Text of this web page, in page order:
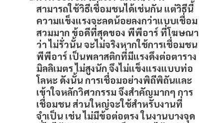
สามารถใช้วิธีเชื่อมชนได้เช่นกัน แต่วิธีนี้
ความแข็งแรงจะลดน้อยลงกว่าแบบเชื่อม
สวมมาก ข้อดีที่สุดของ พีพีอาร์ ที่โฆษณา
ว่า ไม่รั่วนั้น จะไม่จริงหากใช้การเชื่อมชน
พีพีอาร์ เป็นพลาสติกที่มีแรงดึงต่อตาราง
มิลลิเมตร ไม่สูงนัก จึงไม่แข็งแรงแบบท่อ
โลหะ ดังนั้น การเชื่อมอย่างพิถีพิถันและ
เข้าใจหลักวิศวกรรม จึงสำคัญมากๆ การ
เชื่อมชน ส่วนใหญ่จะใช้สำหรับงานที่
จำเป็น เช่น ไม่มีข้อต่อตรง ในงานบางจุด